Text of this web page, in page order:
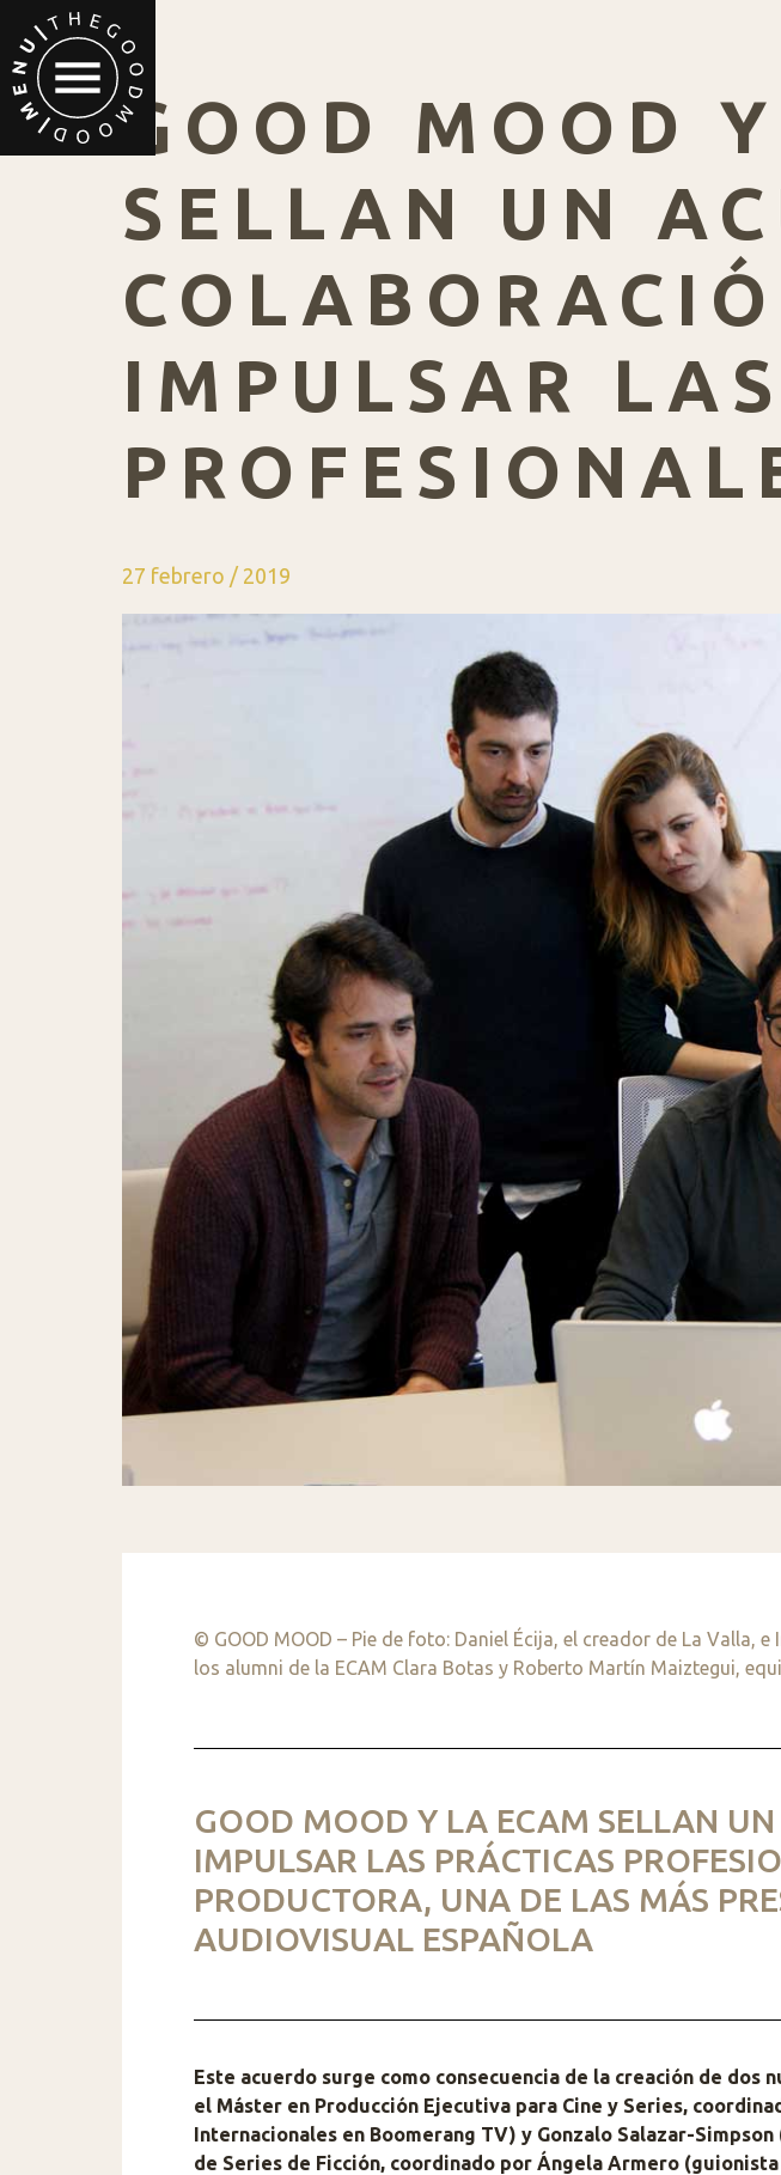
GOOD MOOD
SELLAN UN
IMPULSAR
27 febrero / 2019
© GOOD MOOD – Pie de foto: Daniel Écija, el creador de La Valla,
los alumni de la ECAM Clara Botas y Roberto Martín Maiztegui,
GOOD MOOD Y LA ECAM SELLAN
IMPULSAR LAS PRÁCTICAS
PRODUCTORA, UNA DE LAS MÁS
AUDIOVISUAL ESPAÑOLA
Este acuerdo surge como consecuencia de la creación de
el Máster en Producción Ejecutiva para Cine y Series,
Internacionales en Boomerang TV) y Gonzalo Salazar-
de Series de Ficción, coordinado por Ángela Armero (guionista